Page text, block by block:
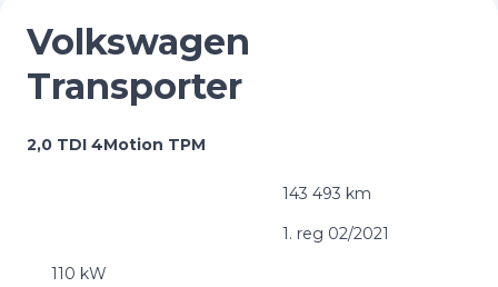
Volkswagen
Transporter
2,0 TDI 4Motion TPM
143 493 km
1. reg 02/2021
110 kW